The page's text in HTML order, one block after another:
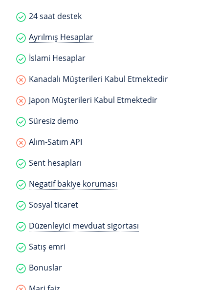
24 saat destek
Ayrılmış Hesaplar
İslami Hesaplar
Kanadalı Müşterileri Kabul Etmektedir
Japon Müşterileri Kabul Etmektedir
Süresiz demo
Alım-Satım API
Sent hesapları
Negatif bakiye koruması
Sosyal ticaret
Düzenleyici mevduat sigortası
Satış emri
Bonuslar